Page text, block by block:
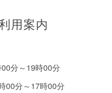
用案内
分～19時00分
00分～17時00分